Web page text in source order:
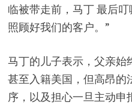
临被带走前，马丁 最后
照顾好我们的客户。”
马丁的儿子表示，父亲始
甚至入籍美国，但高昂的
序，以及担心一旦主动申